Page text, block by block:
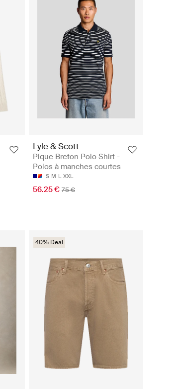
Lyle & Scott
Pique Breton Polo Shirt -
Polos à manches courtes
S M L XXL
56.25 € 75 €
40% Deal